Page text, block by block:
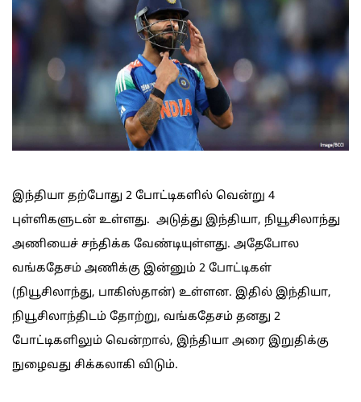
இந்தியா தற்போது 2 போட்டிகளில் வென்று 4
புள்ளிகளுடன் உள்ளது. அடுத்து இந்தியா, நியூசிலாந்து
அணியைச் சந்திக்க வேண்டியுள்ளது. அதேபோல
வங்கதேசம் அணிக்கு இன்னும் 2 போட்டிகள்
(நியூசிலாந்து, பாகிஸ்தான்) உள்ளன. இதில் இந்தியா,
நியூசிலாந்திடம் தோற்று, வங்கதேசம் தனது 2
போட்டிகளிலும் வென்றால், இந்தியா அரை இறுதிக்கு
நுழைவது சிக்கலாகி விடும்.